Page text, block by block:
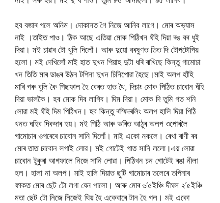
হব বজাৰ গলে অনিম। দোকানত গৈ নিজে আনিব লাগে। মোৰ অভ্যাস
নাই ।তাইত পাও। ঠিক আছে এতিয়া মোক পিঠিখন ঘঁহি দিয়া ৰঙ বৰ ধুই
দিয়া। মই চাৱাৰ টো খুলি দিলোঁ। আৰু দুয়ো বৰষুণত তিত দি টোপটোপিয়
হলো। মই দেখিলোঁ মাই হাত দুখন পিয়াহ দুটা ধৰি ৰাখিছে কিন্তু গামোচা
খন তিতি মাৰ ডাঙৰ উঠন টপিনা দুখন চিনিপোৱা হৈছে।মাই অলপ হাঁহি
মাৰি গৰু বুলি কৈ পিছফাল হৈ বেৰত হাত থৈ, দিচাং মোক পিঠিত চাবোন ঘঁহি
দিয়া ভালকৈ। হব মোক দিব লাগিব। দিম দিয়া। মোক দি তুমি গত শনি
লোৱা মই ঘঁহি দিম পিঠিখন। হব কিন্তু ৰস্মিদৰলিং অলপ হালি দিয়া পিঠি
খনত ঘহিব দিকদাৰ হয়। মই পিঠি আৰু ভৰিত আঠুৰ অলপ ওপোৰলৈ
গামোচাৰ ওপৰেৰে চাবোন সানি দিলোঁ। মাই একো নকলে। ৰেখা ৰাণী ৰব
মোৰ তাত চাবোন লগাই লোৱ। মই গোটেই গাত সানি ললো।এয় লোৱা
চাবোন টুকুৰা আগফালে নিজে সানি লোৱা। পিঠিখন চন গোটেই ৰঙা নীলা
হল। হালা না অলপ। মাই হালি দিয়াত ছুটি গামোচাৰ তলেৰে তপিনাৰ
ফাকত মোৰ ছেট টো লগা যেন পালো। আৰু মোৰ ৬’৫ইঞ্চি দীঘল ২’৫ইঞ্চি
মতা ছেট টো নিজে নিজেই থিয় হৈ একেবাৰে টান হৈ গল। মই একো